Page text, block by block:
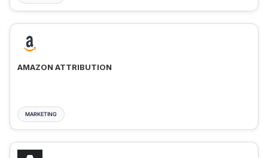
AMAZON ATTRIBUTION
MARKETING